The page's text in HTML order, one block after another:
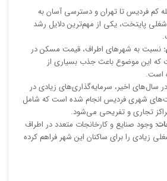
کم فردیس تا تهران و دسترسی آسان به
پایتخت، یکی از مهم‌ترین دلایل رشد
نسبت به شهرهای اطراف، قیمت مسکن در
این موضوع باعث جذب بسیاری از
است.
در سال‌های اخیر، سرمایه‌گذاری‌های زیادی در
شهری فردیس انجام شده است که شامل
تجاری و تفریحی می‌شود.
وجود صنایع و کارخانجات متعدد در اطراف
زیادی را برای ساکنان این شهر فراهم کرده